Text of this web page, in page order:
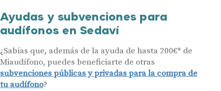
Ayudas y subvenciones para
audífonos en Sedaví
¿Sabías que, además de la ayuda de hasta 200€* de
Miaudífono, puedes beneficiarte de otras
subvenciones públicas y privadas para la compra de
tu audífono?